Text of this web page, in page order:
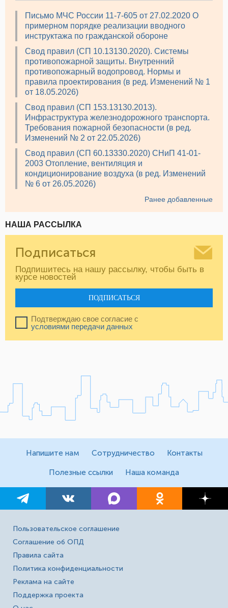
Письмо МЧС России 11-7-605 от 27.02.2020 О
примерном порядке реализации вводного
инструктажа по гражданской обороне
Свод правил (СП 10.13130.2020). Системы
противопожарной защиты. Внутренний
противопожарный водопровод. Нормы и
правила проектирования (в ред. Изменений № 1
от 18.05.2026)
Свод правил (СП 153.13130.2013).
Инфраструктура железнодорожного транспорта.
Требования пожарной безопасности (в ред.
Изменений № 2 от 22.05.2026)
Свод правил (СП 60.13330.2020) СНиП 41-01-
2003 Отопление, вентиляция и
кондиционирование воздуха (в ред. Изменений
№ 6 от 26.05.2026)
Ранее добавленные
НАША РАССЫЛКА
Подписаться
Подпишитесь на нашу рассылку, чтобы быть в
курсе новостей
ПОДПИСАТЬСЯ
Подтверждаю свое согласие с
условиями передачи данных
Напишите нам Сотрудничество Контакты
Полезные ссылки Наша команда
Пользовательское соглашение
Соглашение об ОПД
Правила сайта
Политика конфиденциальности
Реклама на сайте
Поддержка проекта